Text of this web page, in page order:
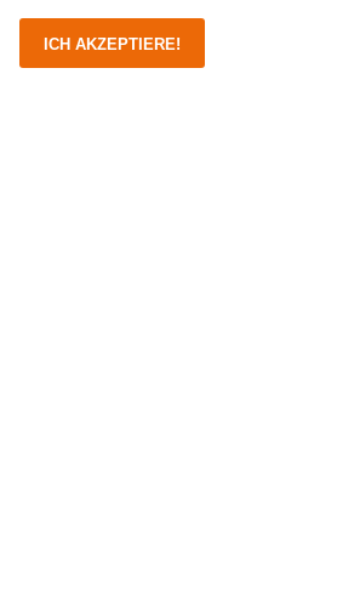
ICH AKZEPTIERE!